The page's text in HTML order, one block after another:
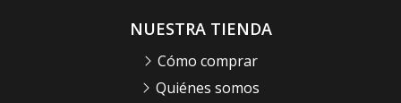
NUESTRA TIENDA
Cómo comprar
Quiénes somos